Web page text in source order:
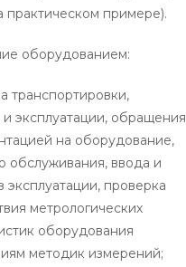
практическом примере).
оборудованием:
транспортировки,
и эксплуатации, обращения
на оборудование,
обслуживания, ввода и
эксплуатации, проверка
метрологических
оборудования
методик измерений;